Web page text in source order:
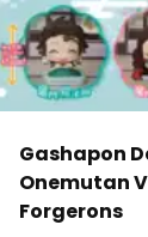
Gashapon
Onemutan
Forgerons